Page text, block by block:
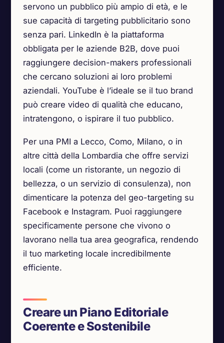
servono un pubblico più ampio di età, e le
sue capacità di targeting pubblicitario sono
senza pari. LinkedIn è la piattaforma
obbligata per le aziende B2B, dove puoi
raggiungere decision-makers professionali
che cercano soluzioni ai loro problemi
aziendali. YouTube è l’ideale se il tuo brand
può creare video di qualità che educano,
intratengono, o ispirare il tuo pubblico.
Per una PMI a Lecco, Como, Milano, o in
altre città della Lombardia che offre servizi
locali (come un ristorante, un negozio di
bellezza, o un servizio di consulenza), non
dimenticare la potenza del geo-targeting su
Facebook e Instagram. Puoi raggiungere
specificamente persone che vivono o
lavorano nella tua area geografica, rendendo
il tuo marketing locale incredibilmente
efficiente.
Creare un Piano Editoriale
Coerente e Sostenibile